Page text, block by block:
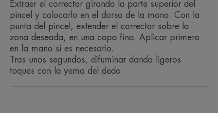
Ventaja
Couvrance Pincel corrector Beige disimula las
imperfecciones localizadas de la piel e ilumina las
zonas apagadas del rostro. Su textura y cobertura
ligeras respetan la piel sensible e iluminan la tez,
Extraer el corrector girando la parte superior del
pincel y colocarlo en el dorso de la mano. Con la
punta del pincel, extender el corrector sobre la
zona deseada, en una capa fina. Aplicar primero
en la mano si es necesario.
Tras unos segundos, difuminar dando ligeros
toques con la yema del dedo.